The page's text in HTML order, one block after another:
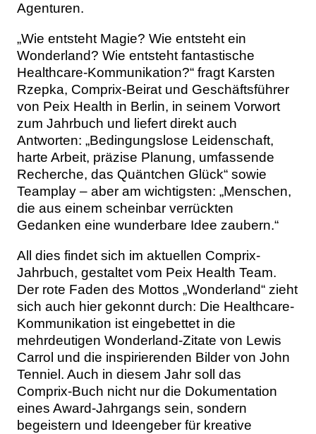
Agenturen.
„Wie entsteht Magie? Wie entsteht ein
Wonderland? Wie entsteht fantastische
Healthcare-Kommunikation?“ fragt Karsten
Rzepka, Comprix-Beirat und Geschäftsführer
von Peix Health in Berlin, in seinem Vorwort
zum Jahrbuch und liefert direkt auch
Antworten: „Bedingungslose Leidenschaft,
harte Arbeit, präzise Planung, umfassende
Recherche, das Quäntchen Glück“ sowie
Teamplay – aber am wichtigsten: „Menschen,
die aus einem scheinbar verrückten
Gedanken eine wunderbare Idee zaubern.“
All dies findet sich im aktuellen Comprix-
Jahrbuch, gestaltet vom Peix Health Team.
Der rote Faden des Mottos „Wonderland“ zieht
sich auch hier gekonnt durch: Die Healthcare-
Kommunikation ist eingebettet in die
mehrdeutigen Wonderland-Zitate von Lewis
Carrol und die inspirierenden Bilder von John
Tenniel. Auch in diesem Jahr soll das
Comprix-Buch nicht nur die Dokumentation
eines Award-Jahrgangs sein, sondern
begeistern und Ideengeber für kreative